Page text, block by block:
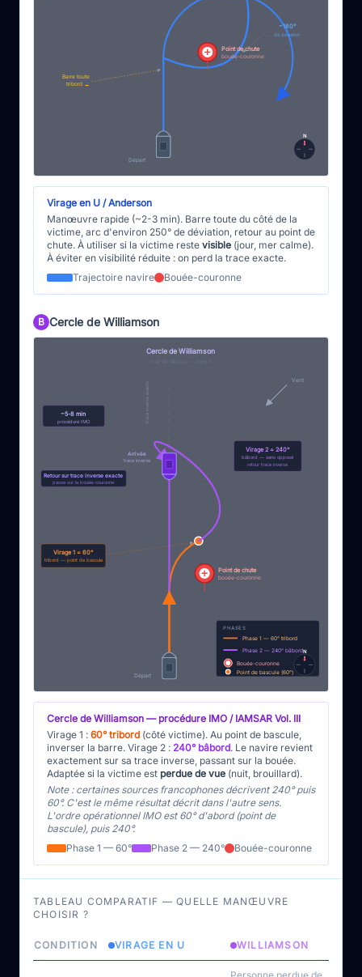
Point de chute
bouée-couronne
Départ
~180°
de déviation
Barre toute
tribord →
N
Virage en U / Anderson
Manœuvre rapide (~2-3 min). Barre toute du côté de la
victime, arc d'environ 250° de déviation, retour au point de
chute. À utiliser si la victime reste visible (jour, mer calme).
À éviter en visibilité réduite : on perd la trace exacte.
Trajectoire navire
Bouée-couronne
B Cercle de Williamson
trace inverse exacte
Point de chute
bouée-couronne
Départ
Arrivée
trace inverse
Virage 1 = 60°
tribord — point de bascule
Virage 2 = 240°
bâbord — sens opposé
retour trace inverse
~5-8 min
procédure IMO
Retour sur trace inverse exacte
passe sur la bouée-couronne
Vent
Cercle de Williamson
Vue de dessus — nord ↑
PHASES
Phase 1 — 60° tribord
Phase 2 — 240° bâbord
Bouée-couronne
Point de bascule (60°)
N
Cercle de Williamson — procédure IMO / IAMSAR Vol. III
Virage 1 : 60° tribord (côté victime). Au point de bascule,
inverser la barre. Virage 2 : 240° bâbord. Le navire revient
exactement sur sa trace inverse, passant sur la bouée.
Adaptée si la victime est perdue de vue (nuit, brouillard).
Note : certaines sources francophones décrivent 240° puis
60°. C'est le même résultat décrit dans l'autre sens.
L'ordre opérationnel IMO est 60° d'abord (point de
bascule), puis 240°.
Phase 1 — 60°
Phase 2 — 240° Bouée-couronne
TABLEAU COMPARATIF — QUELLE MANŒUVRE
CHOISIR ?
CONDITION VIRAGE EN U WILLIAMSON